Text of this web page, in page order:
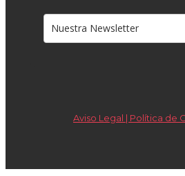
Aviso Legal | Política de